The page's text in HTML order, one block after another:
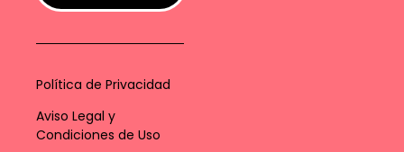
Política de Privacidad
Aviso Legal y
Condiciones de Uso